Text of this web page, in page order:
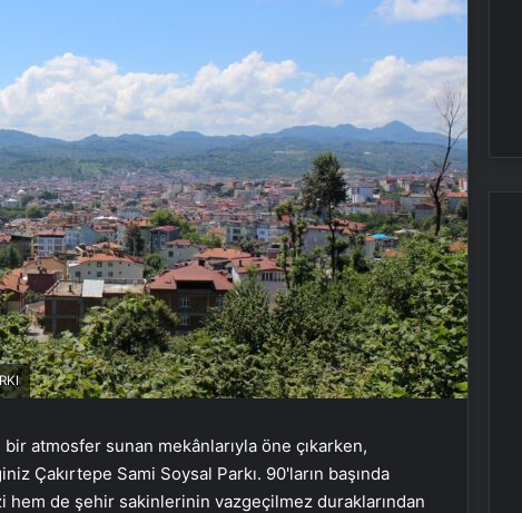
atmosfer sunan mekânlarıyla öne çıkarken,
Çakırtepe Sami Soysal Parkı. 90'ların başında
de şehir sakinlerinin vazgeçilmez duraklarından